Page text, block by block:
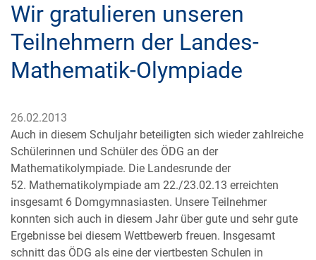
Wir gratulieren unseren
Teilnehmern der Landes-
Mathematik-Olympiade
26.02.2013
Auch in diesem Schuljahr beteiligten sich wieder zahlreiche
Schülerinnen und Schüler des ÖDG an der
Mathematikolympiade. Die Landesrunde der
52. Mathematikolympiade am 22./23.02.13 erreichten
insgesamt 6 Domgymnasiasten. Unsere Teilnehmer
konnten sich auch in diesem Jahr über gute und sehr gute
Ergebnisse bei diesem Wettbewerb freuen. Insgesamt
schnitt das ÖDG als eine der viertbesten Schulen in